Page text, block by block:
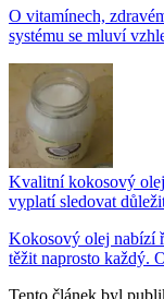
O vitamínech,
systému se mluví
Kvalitní kokosový
vyplatí sledovat
Kokosový olej nabízí
těžit naprosto každý.
Tento článek byl